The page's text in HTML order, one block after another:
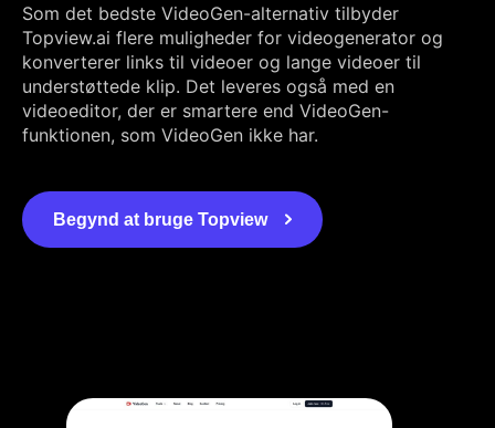
Som det bedste VideoGen-alternativ tilbyder
Topview.ai flere muligheder for videogenerator og
konverterer links til videoer og lange videoer til
understøttede klip. Det leveres også med en
videoeditor, der er smartere end VideoGen-
funktionen, som VideoGen ikke har.
Begynd at bruge Topview